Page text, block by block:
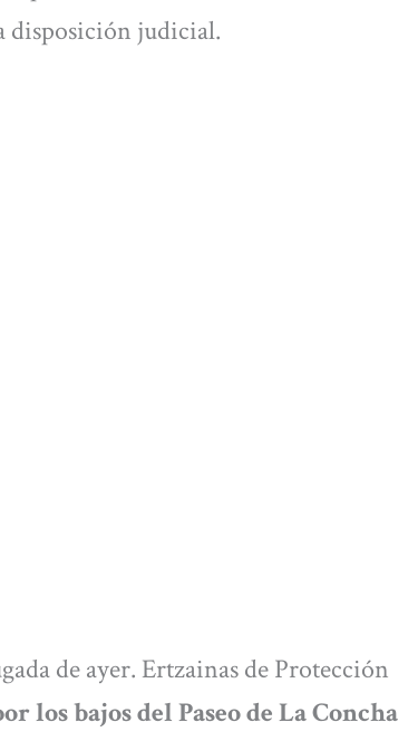
disposición judicial.
de ayer. Ertzainas de Protección
los bajos del Paseo de La Concha